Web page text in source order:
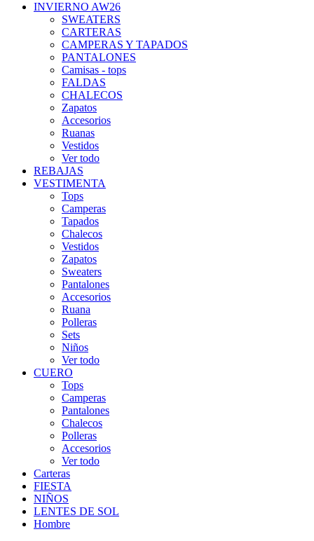
INVIERNO AW26
SWEATERS
CARTERAS
CAMPERAS Y TAPADOS
PANTALONES
Camisas - tops
FALDAS
CHALECOS
Zapatos
Accesorios
Ruanas
Vestidos
Ver todo
REBAJAS
VESTIMENTA
Tops
Camperas
Tapados
Chalecos
Vestidos
Zapatos
Sweaters
Pantalones
Accesorios
Ruana
Polleras
Sets
Niños
Ver todo
CUERO
Tops
Camperas
Pantalones
Chalecos
Polleras
Accesorios
Ver todo
Carteras
FIESTA
NIÑOS
LENTES DE SOL
Hombre